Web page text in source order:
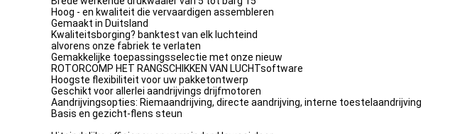
Hoog - en kwaliteit die vervaardigen assembleren
Gemaakt in Duitsland
Kwaliteitsborging? banktest van elk luchteind
alvorens onze fabriek te verlaten
Gemakkelijke toepassingsselectie met onze nieuw
ROTORCOMP HET RANGSCHIKKEN VAN LUCHTsoftware
Hoogste flexibiliteit voor uw pakketontwerp
Geschikt voor allerlei aandrijvings drijfmotoren
Aandrijvingsopties: Riemaandrijving, directe aandrijving, interne toestelaandrijving
Basis en gezicht-flens steun